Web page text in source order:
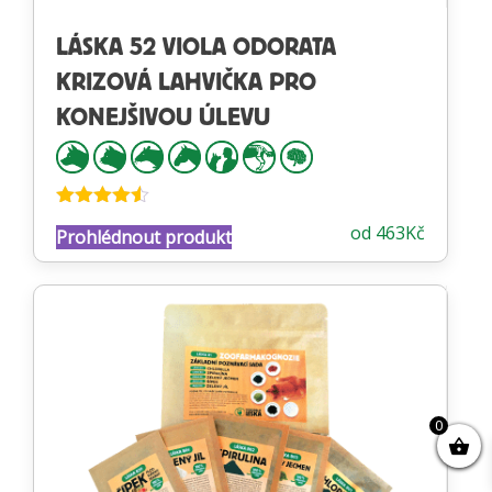
LÁSKA 52 VIOLA ODORATA
KRIZOVÁ LAHVIČKA PRO
KONEJŠIVOU ÚLEVU
4.47z 5 od 463Kč
Prohlédnout produkt
0